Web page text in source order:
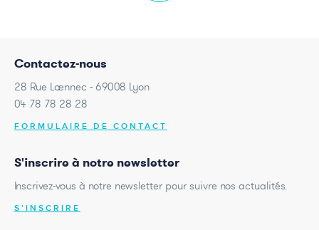
Contactez-nous
28 Rue Laennec - 69008 Lyon
04 78 78 28 28
FORMULAIRE DE CONTACT
S'inscrire à notre newsletter
Inscrivez-vous à notre newsletter pour suivre nos actualités.
S'INSCRIRE